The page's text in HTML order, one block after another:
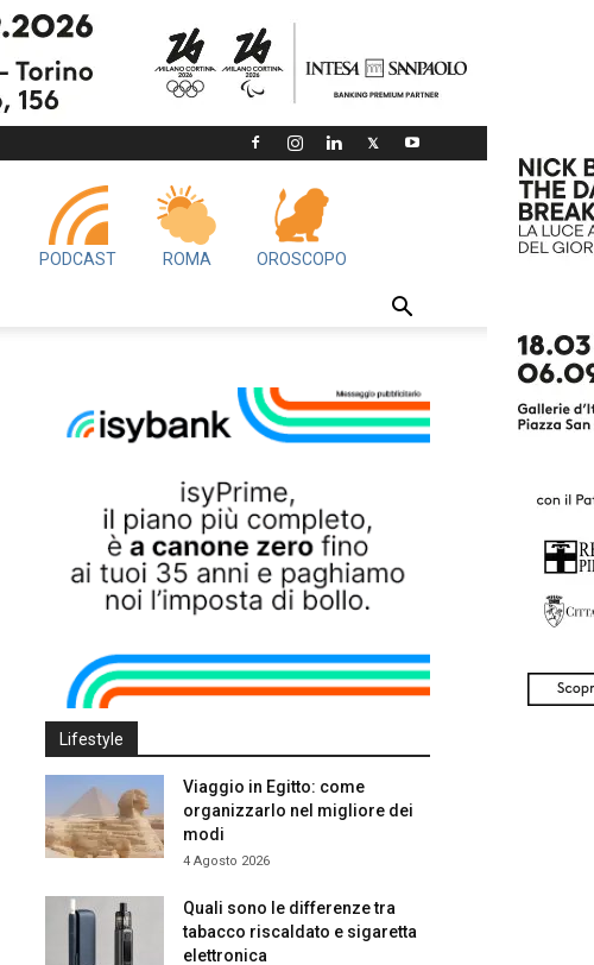
PODCAST ROMA OROSCOPO
Lifestyle
Viaggio in Egitto: come
organizzarlo nel migliore dei
modi
4 Agosto 2026
Quali sono le differenze tra
tabacco riscaldato e sigaretta
elettronica